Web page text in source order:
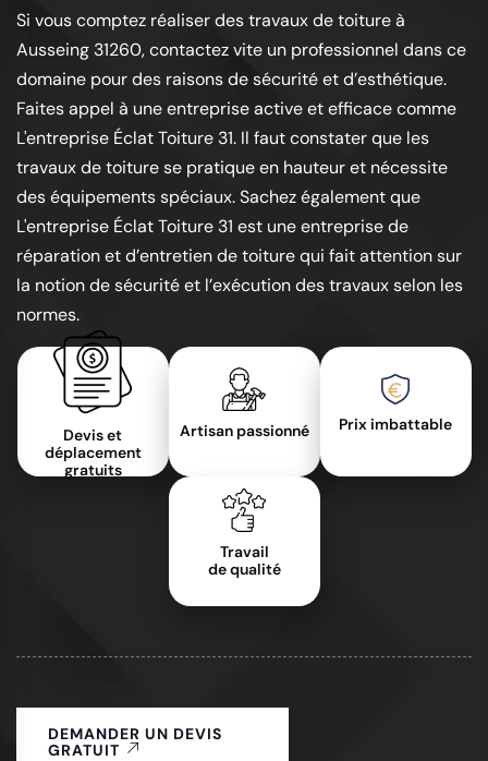
Si vous comptez réaliser des travaux de toiture à
Ausseing 31260, contactez vite un professionnel dans ce
domaine pour des raisons de sécurité et d’esthétique.
Faites appel à une entreprise active et efficace comme
L'entreprise Éclat Toiture 31. Il faut constater que les
travaux de toiture se pratique en hauteur et nécessite
des équipements spéciaux. Sachez également que
L'entreprise Éclat Toiture 31 est une entreprise de
réparation et d’entretien de toiture qui fait attention sur
la notion de sécurité et l’exécution des travaux selon les
normes.
Devis et
déplacement
gratuits
Artisan passionné Prix imbattable
Travail
de qualité
DEMANDER UN DEVIS
GRATUIT